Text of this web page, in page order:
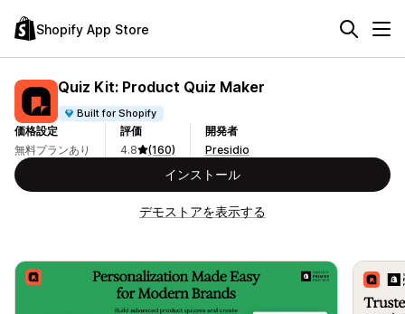
Shopify App Store
Quiz Kit: Product Quiz Maker
Built for Shopify
価格設定
無料プランあり
評価
4.8
(160)
開発者
Presidio
インストール
デモストアを表示する